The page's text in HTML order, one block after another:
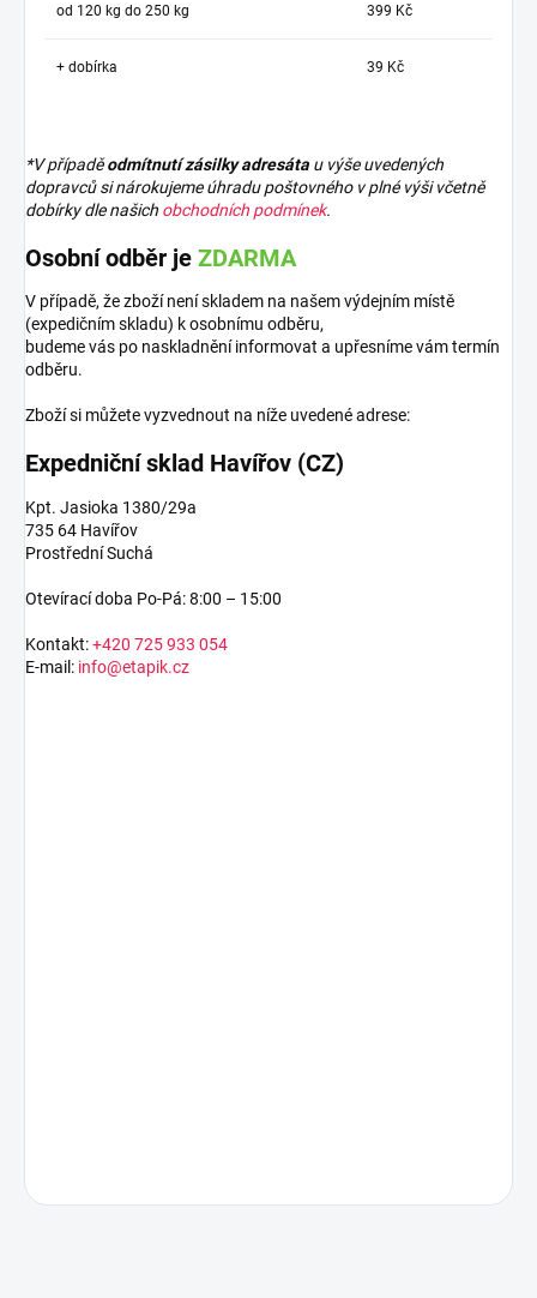
od 120 kg do 250 kg 399 Kč
+ dobírka 39 Kč
*V případěodmítnutí zásilky adresáta u výše uvedených
dopravců si nárokujeme úhradu poštovného v plné výši včetně
dobírky dle našich obchodních podmínek.
Osobní odběr je ZDARMA
V případě, že zboží není skladem na našem výdejním místě
(expedičním skladu) k osobnímu odběru,
budeme vás po naskladnění informovat a upřesníme vám termín
odběru.
Zboží si můžete vyzvednout na níže uvedené adrese:
Expedniční sklad Havířov (CZ)
Kpt. Jasioka 1380/29a
735 64 Havířov
Prostřední Suchá
Otevírací doba Po-Pá: 8:00 – 15:00
Kontakt:+420 725 933 054
E-mail: info@etapik.cz